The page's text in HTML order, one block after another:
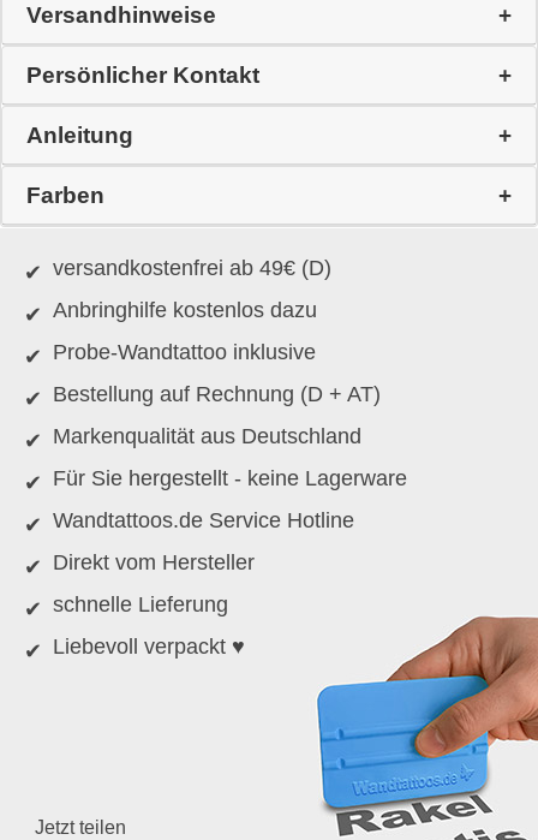
Versandhinweise
Persönlicher Kontakt
Anleitung
Farben
versandkostenfrei ab 49€ (D)
Anbringhilfe kostenlos dazu
Probe-Wandtattoo inklusive
Bestellung auf Rechnung (D + AT)
Markenqualität aus Deutschland
Für Sie hergestellt - keine Lagerware
Wandtattoos.de Service Hotline
Direkt vom Hersteller
schnelle Lieferung
Liebevoll verpackt ♥
Jetzt teilen